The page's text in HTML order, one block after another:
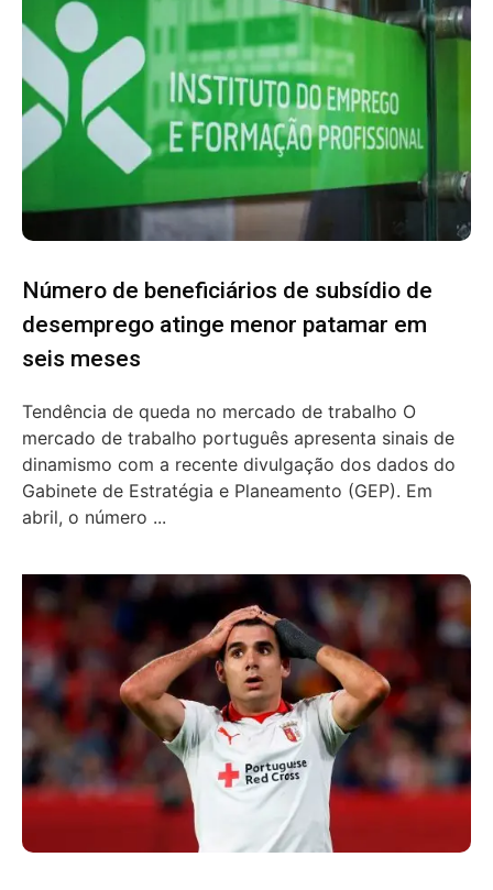
Número de beneficiários de subsídio de
desemprego atinge menor patamar em
seis meses
Tendência de queda no mercado de trabalho O
mercado de trabalho português apresenta sinais de
dinamismo com a recente divulgação dos dados do
Gabinete de Estratégia e Planeamento (GEP). Em
abril, o número ...